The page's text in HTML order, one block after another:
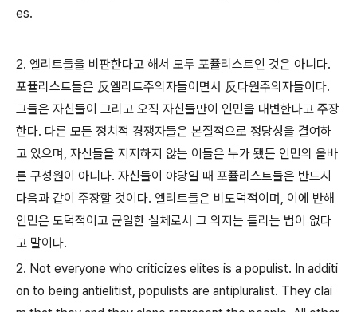
es.
2. 엘리트들을 비판한다고 해서 모두 포퓰리스트인 것은 아니다.
포퓰리스트들은 反엘리트주의자들이면서 反다원주의자들이다.
그들은 자신들이 그리고 오직 자신들만이 인민을 대변한다고 주장
한다. 다른 모든 정치적 경쟁자들은 본질적으로 정당성을 결여하
고 있으며, 자신들을 지지하지 않는 이들은 누가 됐든 인민의 올바
른 구성원이 아니다. 자신들이 야당일 때 포퓰리스트들은 반드시
다음과 같이 주장할 것이다. 엘리트들은 비도덕적이며, 이에 반해
인민은 도덕적이고 균일한 실체로서 그 의지는 틀리는 법이 없다
고 말이다.
2. Not everyone who criticizes elites is a populist. In additi
on to being antielitist, populists are antipluralist. They clai